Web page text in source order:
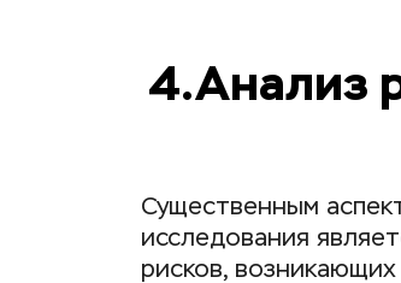
4.Анализ
Существенным
исследования
рисков,